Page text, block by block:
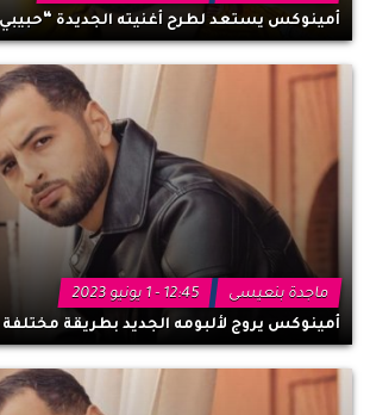
أمينوكس يستعد لطرح أغنيته الجديدة
ماجدة بنعيسى
12:45 - 1 يونيو 2023
أمينوكس يروج لألبومه الجديد بطريقة مختلفة